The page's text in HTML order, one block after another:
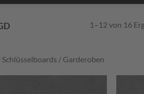
1–12 von 16
Schlüsselboards / Garderoben